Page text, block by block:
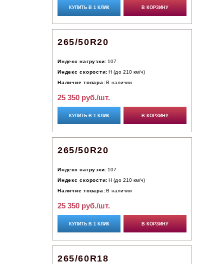
КУПИТЬ В 1 КЛИК В КОРЗИНУ
265/50R20
Индекс нагрузки: 107
Индекс скорости: H (до 210 км/ч)
Наличие товара: В наличии
25 350 руб./шт.
КУПИТЬ В 1 КЛИК В КОРЗИНУ
265/50R20
Индекс нагрузки: 107
Индекс скорости: H (до 210 км/ч)
Наличие товара: В наличии
25 350 руб./шт.
КУПИТЬ В 1 КЛИК В КОРЗИНУ
265/60R18